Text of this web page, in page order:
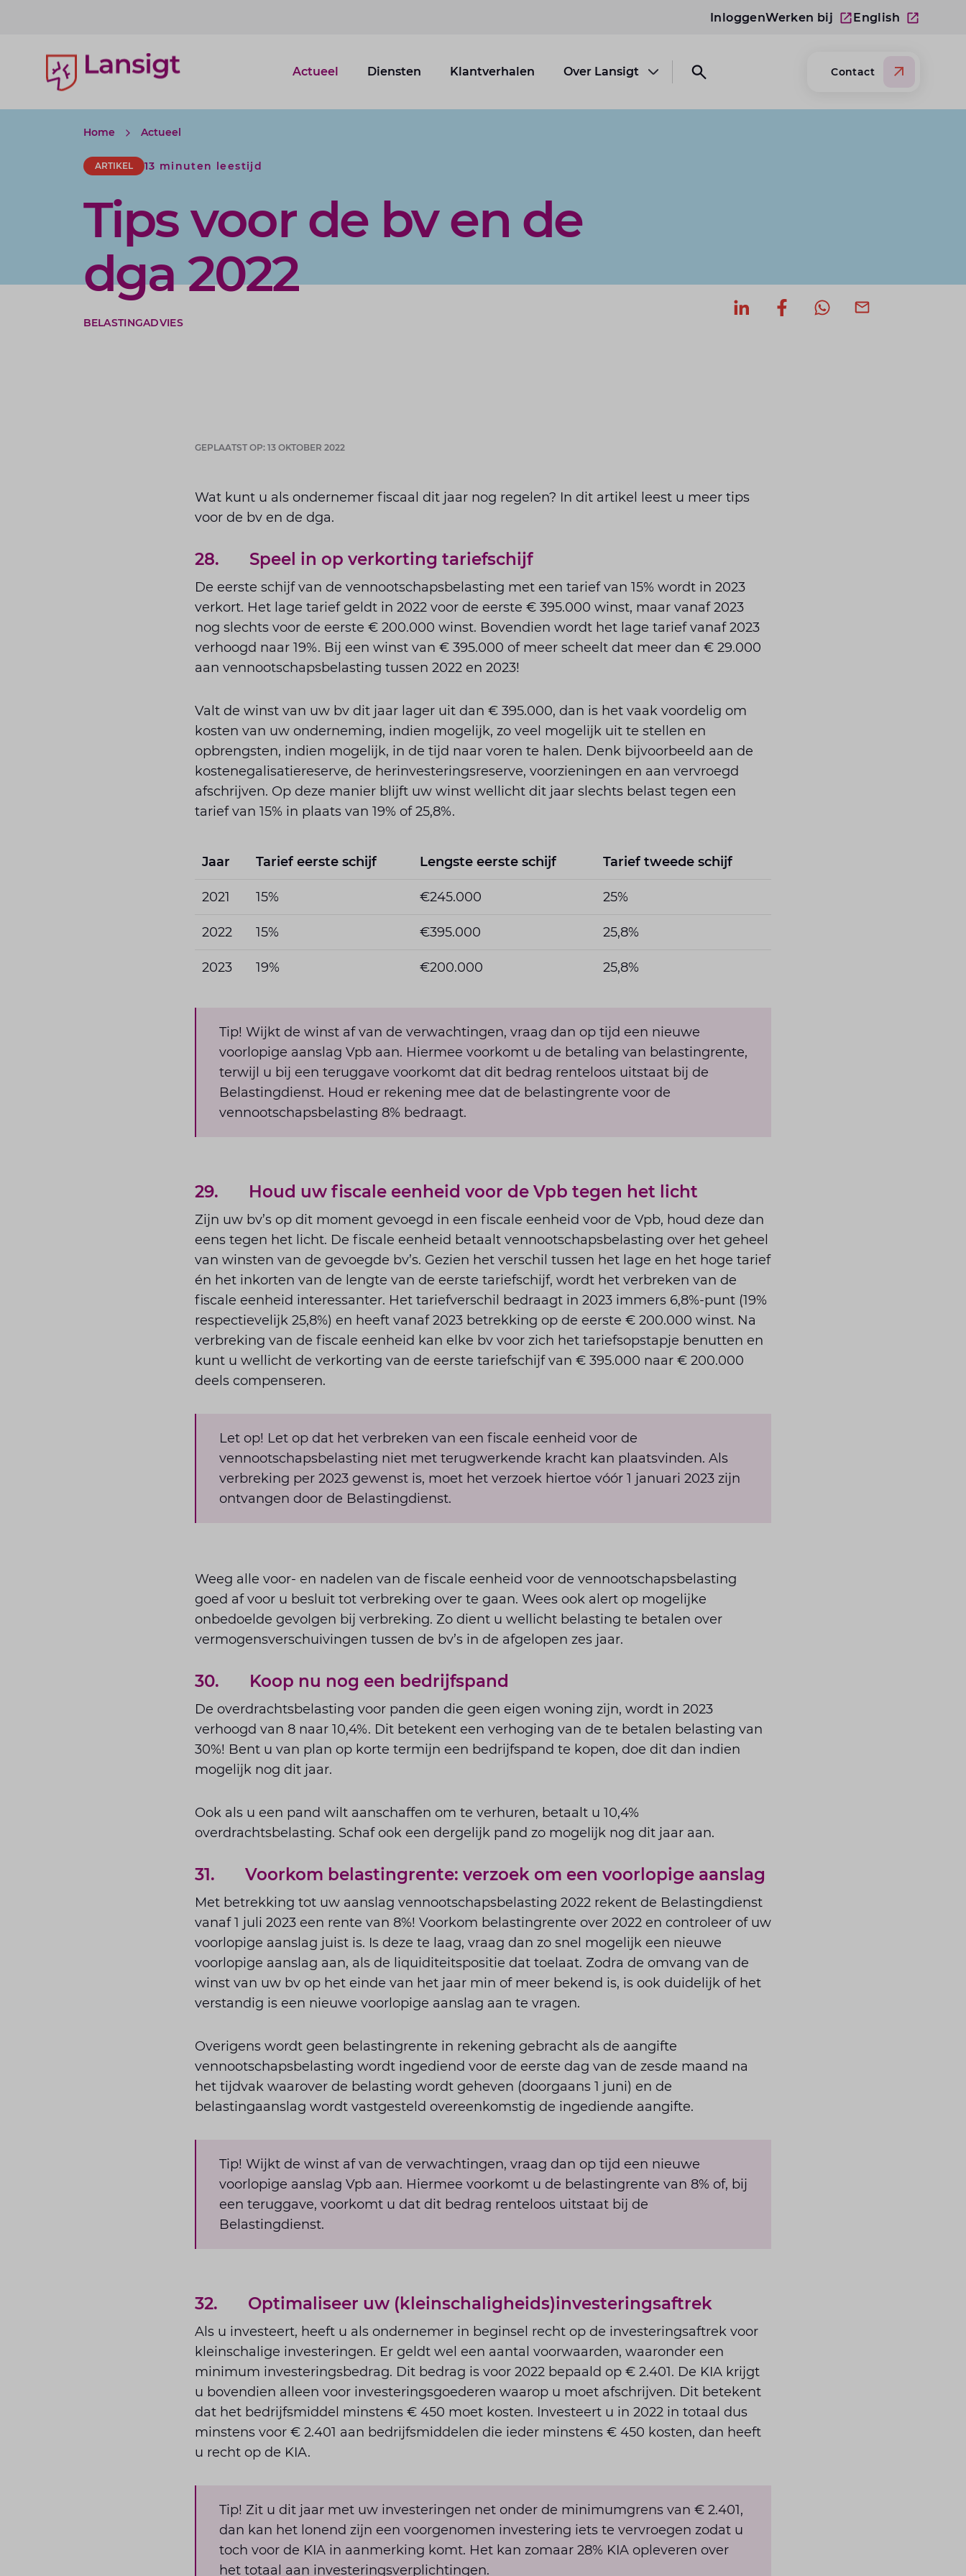
InloggenWerken bij English
Lansigt Accountants logo
Actueel Diensten Klantverhalen Over Lansigt
Open submenu Over Lansigt
Open search website
Contact
Home Actueel
ARTIKEL 13 minuten leestijd
Tips voor de bv en de
dga 2022
BELASTINGADVIES
GEPLAATST OP: 13 OKTOBER 2022
Wat kunt u als ondernemer fiscaal dit jaar nog regelen? In dit artikel leest u meer tips
voor de bv en de dga.
28. Speel in op verkorting tariefschijf
De eerste schijf van de vennootschapsbelasting met een tarief van 15% wordt in 2023
verkort. Het lage tarief geldt in 2022 voor de eerste € 395.000 winst, maar vanaf 2023
nog slechts voor de eerste € 200.000 winst. Bovendien wordt het lage tarief vanaf 2023
verhoogd naar 19%. Bij een winst van € 395.000 of meer scheelt dat meer dan € 29.000
aan vennootschapsbelasting tussen 2022 en 2023!
Valt de winst van uw bv dit jaar lager uit dan € 395.000, dan is het vaak voordelig om
kosten van uw onderneming, indien mogelijk, zo veel mogelijk uit te stellen en
opbrengsten, indien mogelijk, in de tijd naar voren te halen. Denk bijvoorbeeld aan de
kostenegalisatiereserve, de herinvesteringsreserve, voorzieningen en aan vervroegd
afschrijven. Op deze manier blijft uw winst wellicht dit jaar slechts belast tegen een
tarief van 15% in plaats van 19% of 25,8%.
Jaar Tarief eerste schijf Lengste eerste schijf Tarief tweede schijf
2021 15% €245.000 25%
2022 15% €395.000 25,8%
2023 19% €200.000 25,8%
Tip! Wijkt de winst af van de verwachtingen, vraag dan op tijd een nieuwe
voorlopige aanslag Vpb aan. Hiermee voorkomt u de betaling van belastingrente,
terwijl u bij een teruggave voorkomt dat dit bedrag renteloos uitstaat bij de
Belastingdienst. Houd er rekening mee dat de belastingrente voor de
vennootschapsbelasting 8% bedraagt.
29. Houd uw fiscale eenheid voor de Vpb tegen het licht
Zijn uw bv’s op dit moment gevoegd in een fiscale eenheid voor de Vpb, houd deze dan
eens tegen het licht. De fiscale eenheid betaalt vennootschapsbelasting over het geheel
van winsten van de gevoegde bv’s. Gezien het verschil tussen het lage en het hoge tarief
én het inkorten van de lengte van de eerste tariefschijf, wordt het verbreken van de
fiscale eenheid interessanter. Het tariefverschil bedraagt in 2023 immers 6,8%-punt (19%
respectievelijk 25,8%) en heeft vanaf 2023 betrekking op de eerste € 200.000 winst. Na
verbreking van de fiscale eenheid kan elke bv voor zich het tariefsopstapje benutten en
kunt u wellicht de verkorting van de eerste tariefschijf van € 395.000 naar € 200.000
deels compenseren.
Let op! Let op dat het verbreken van een fiscale eenheid voor de
vennootschapsbelasting niet met terugwerkende kracht kan plaatsvinden. Als
verbreking per 2023 gewenst is, moet het verzoek hiertoe vóór 1 januari 2023 zijn
ontvangen door de Belastingdienst.
Weeg alle voor- en nadelen van de fiscale eenheid voor de vennootschapsbelasting
goed af voor u besluit tot verbreking over te gaan. Wees ook alert op mogelijke
onbedoelde gevolgen bij verbreking. Zo dient u wellicht belasting te betalen over
vermogensverschuivingen tussen de bv’s in de afgelopen zes jaar.
30. Koop nu nog een bedrijfspand
De overdrachtsbelasting voor panden die geen eigen woning zijn, wordt in 2023
verhoogd van 8 naar 10,4%. Dit betekent een verhoging van de te betalen belasting van
30%! Bent u van plan op korte termijn een bedrijfspand te kopen, doe dit dan indien
mogelijk nog dit jaar.
Ook als u een pand wilt aanschaffen om te verhuren, betaalt u 10,4%
overdrachtsbelasting. Schaf ook een dergelijk pand zo mogelijk nog dit jaar aan.
31. Voorkom belastingrente: verzoek om een voorlopige aanslag
Met betrekking tot uw aanslag vennootschapsbelasting 2022 rekent de Belastingdienst
vanaf 1 juli 2023 een rente van 8%! Voorkom belastingrente over 2022 en controleer of uw
voorlopige aanslag juist is. Is deze te laag, vraag dan zo snel mogelijk een nieuwe
voorlopige aanslag aan, als de liquiditeitspositie dat toelaat. Zodra de omvang van de
winst van uw bv op het einde van het jaar min of meer bekend is, is ook duidelijk of het
verstandig is een nieuwe voorlopige aanslag aan te vragen.
Overigens wordt geen belastingrente in rekening gebracht als de aangifte
vennootschapsbelasting wordt ingediend voor de eerste dag van de zesde maand na
het tijdvak waarover de belasting wordt geheven (doorgaans 1 juni) en de
belastingaanslag wordt vastgesteld overeenkomstig de ingediende aangifte.
Tip! Wijkt de winst af van de verwachtingen, vraag dan op tijd een nieuwe
voorlopige aanslag Vpb aan. Hiermee voorkomt u de belastingrente van 8% of, bij
een teruggave, voorkomt u dat dit bedrag renteloos uitstaat bij de
Belastingdienst.
32. Optimaliseer uw (kleinschaligheids)investeringsaftrek
Als u investeert, heeft u als ondernemer in beginsel recht op de investeringsaftrek voor
kleinschalige investeringen. Er geldt wel een aantal voorwaarden, waaronder een
minimum investeringsbedrag. Dit bedrag is voor 2022 bepaald op € 2.401. De KIA krijgt
u bovendien alleen voor investeringsgoederen waarop u moet afschrijven. Dit betekent
dat het bedrijfsmiddel minstens € 450 moet kosten. Investeert u in 2022 in totaal dus
minstens voor € 2.401 aan bedrijfsmiddelen die ieder minstens € 450 kosten, dan heeft
u recht op de KIA.
Tip! Zit u dit jaar met uw investeringen net onder de minimumgrens van € 2.401,
dan kan het lonend zijn een voorgenomen investering iets te vervroegen zodat u
toch voor de KIA in aanmerking komt. Het kan zomaar 28% KIA opleveren over
het totaal aan investeringsverplichtingen.